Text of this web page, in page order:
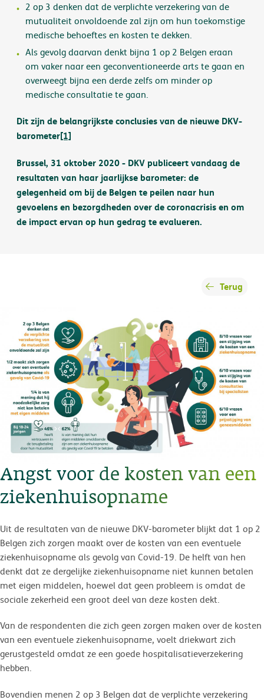
2 op 3 denken dat de verplichte verzekering van de
mutualiteit onvoldoende zal zijn om hun toekomstige
medische behoeftes en kosten te dekken.
Als gevolg daarvan denkt bijna 1 op 2 Belgen eraan
om vaker naar een geconventioneerde arts te gaan en
overweegt bijna een derde zelfs om minder op
medische consultatie te gaan.
Dit zijn de belangrijkste conclusies van de nieuwe DKV-
barometer[1]
Brussel, 31 oktober 2020 - DKV publiceert vandaag de
resultaten van haar jaarlijkse barometer: de
gelegenheid om bij de Belgen te peilen naar hun
gevoelens en bezorgdheden over de coronacrisis en om
de impact ervan op hun gedrag te evalueren.
Terug
Angst voor de kosten van een
ziekenhuisopname
Uit de resultaten van de nieuwe DKV-barometer blijkt dat 1 op 2
Belgen zich zorgen maakt over de kosten van een eventuele
ziekenhuisopname als gevolg van Covid-19. De helft van hen
denkt dat ze dergelijke ziekenhuisopname niet kunnen betalen
met eigen middelen, hoewel dat geen probleem is omdat de
sociale zekerheid een groot deel van deze kosten dekt.
Van de respondenten die zich geen zorgen maken over de kosten
van een eventuele ziekenhuisopname, voelt driekwart zich
gerustgesteld omdat ze een goede hospitalisatieverzekering
hebben.
Bovendien menen 2 op 3 Belgen dat de verplichte verzekering